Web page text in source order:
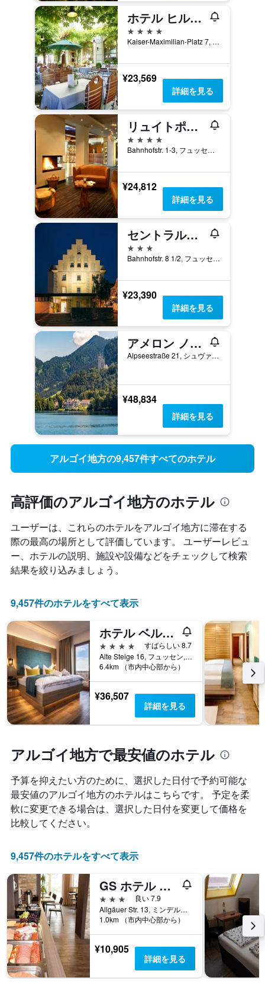
ホテル ヒルシュ
4つ星
Kaiser-Maximilian-Platz 7, フュッセン, バイエルン, ドイツ
¥23,569
詳細を見る
リュイトポルトパーク - ホテル
4つ星
Bahnhofstr. 1-3, フュッセン, バイエルン, ドイツ
¥24,812
詳細を見る
セントラルシティホテル
3つ星
Bahnhofstr. 8 1/2, フュッセン, バイエルン, ドイツ
¥23,390
詳細を見る
アメロン ノイシュヴァンシュタイン アルプゼー リゾート & スパ
Alpseestraße 21, シュヴァンガウ, バイエルン, ドイツ
¥48,834
詳細を見る
アルゴイ地方の9,457件すべてのホテル
高評価のアルゴイ地方のホテル
ユーザーは、これらのホテルをアルゴイ地方​に滞在する
際の最高の場所として評価しています。 ユーザーレビュ
ー、ホテルの説明、施設や設備などをチェックして検索
結果を絞り込みましょう。
9,457件のホテルをすべて表示
ホテル ベルグルー
4つ星
すばらしい 8.7
Alte Steige 16, フュッセン, バイエルン, ドイツ
6.4km （市内中心部から）
¥36,507
詳細を見る
アルゴイ地方で最安値のホテル
予算を抑えたい方のために、選択した日付で予約可能な
最安値のアルゴイ地方のホテルはこちらです。 予定を柔
軟に変更できる場合は、選択した日付を変更して価格を
比較してください。
9,457件のホテルをすべて表示
GS ホテル ガイガー
3つ星
良い 7.9
Allgäuer Str. 13, ミンデルハイム, バイエルン, ドイツ
1.0km （市内中心部から）
¥10,905
詳細を見る